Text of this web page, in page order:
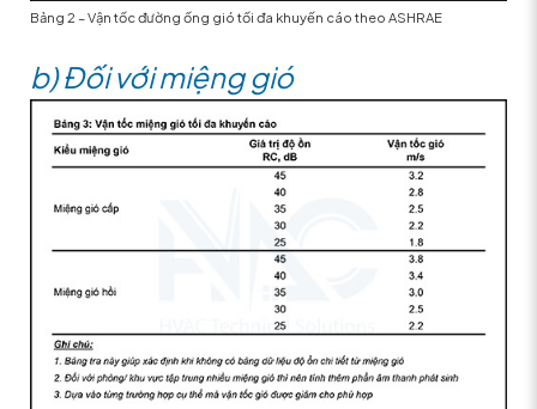
Bảng 2 – Vận tốc đường ống gió tối đa khuyến cáo theo ASHRAE
b) Đối với miệng gió